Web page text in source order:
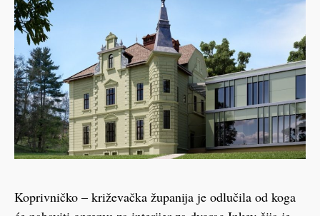
Koprivničko – križevačka županija je odlučila od koga